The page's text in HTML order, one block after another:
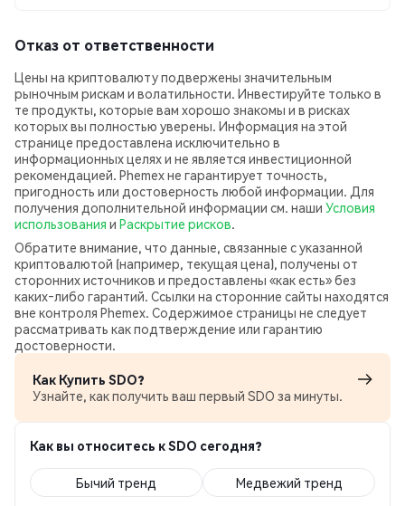
Отказ от ответственности
Цены на криптовалюту подвержены значительным
рыночным рискам и волатильности. Инвестируйте только в
те продукты, которые вам хорошо знакомы и в рисках
которых вы полностью уверены. Информация на этой
странице предоставлена исключительно в
информационных целях и не является инвестиционной
рекомендацией. Phemex не гарантирует точность,
пригодность или достоверность любой информации. Для
получения дополнительной информации см. наши Условия
использования и Раскрытие рисков.
Обратите внимание, что данные, связанные с указанной
криптовалютой (например, текущая цена), получены от
сторонних источников и предоставлены «как есть» без
каких‑либо гарантий. Ссылки на сторонние сайты находятся
вне контроля Phemex. Содержимое страницы не следует
рассматривать как подтверждение или гарантию
достоверности.
Как Купить SDO?
Узнайте, как получить ваш первый SDO за минуты.
Как вы относитесь к SDO сегодня?
Бычий тренд Медвежий тренд